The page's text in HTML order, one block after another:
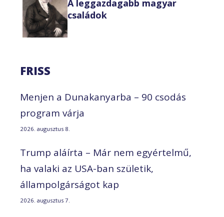
A leggazdagabb magyar
családok
FRISS
Menjen a Dunakanyarba – 90 csodás
program várja
2026. augusztus 8.
Trump aláírta – Már nem egyértelmű,
ha valaki az USA-ban születik,
állampolgárságot kap
2026. augusztus 7.